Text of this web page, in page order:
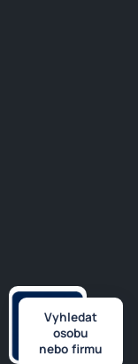
Vyhledat
osobu
nebo firmu